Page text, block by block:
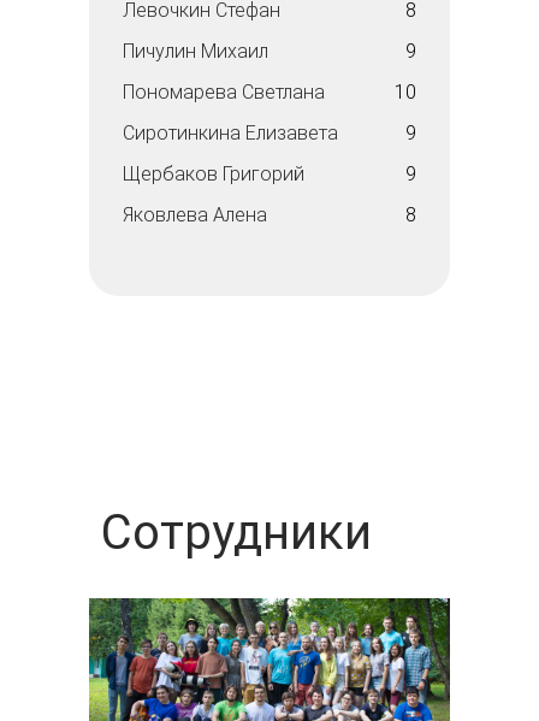
Левочкин Стефан
Пичулин Михаил
Пономарева Светлана
Сиротинкина Елизавета
Щербаков Григорий
Яковлева Алена
8
9
10
9
9
8
Сотрудники